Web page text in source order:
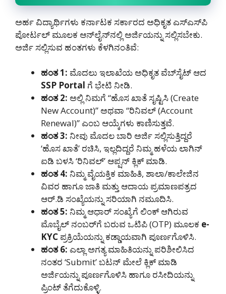
ಅರ್ಹ ವಿದ್ಯಾರ್ಥಿಗಳು ಕರ್ನಾಟಕ ಸರ್ಕಾರದ ಅಧಿಕೃತ ಎಸ್‌ಎಸ್‌ಪಿ
ಪೋರ್ಟಲ್ ಮೂಲಕ ಆನ್‌ಲೈನ್‌ನಲ್ಲಿ ಅರ್ಜಿಯನ್ನು ಸಲ್ಲಿಸಬೇಕು.
ಅರ್ಜಿ ಸಲ್ಲಿಸುವ ಹಂತಗಳು ಕೆಳಗಿನಂತಿವೆ:
ಹಂತ1: ಮೊದಲು ಇಲಾಖೆಯ ಅಧಿಕೃತ ವೆಬ್‌ಸೈಟ್ ಆದ
SSP Portal ಗೆ ಭೇಟಿ ನೀಡಿ.
ಹಂತ2: ಅಲ್ಲಿ ನಿಮಗೆ “ಹೊಸ ಖಾತೆ ಸೃಷ್ಟಿಸಿ (Create
New Account)” ಅಥವಾ “ರಿನಿವಲ್ (Account
Renewal)” ಎಂಬ ಆಯ್ಕೆಗಳು ಕಾಣಿಸುತ್ತವೆ.
ಹಂತ3: ನೀವು ಮೊದಲ ಬಾರಿ ಅರ್ಜಿ ಸಲ್ಲಿಸುತ್ತಿದ್ದರೆ
‘ಹೊಸ ಖಾತೆ’ ರಚಿಸಿ, ಇಲ್ಲದಿದ್ದರೆ ನಿಮ್ಮ ಹಳೆಯ ಲಾಗಿನ್
ಐಡಿ ಬಳಸಿ ‘ರಿನಿವಲ್’ ಆಪ್ಷನ್ ಕ್ಲಿಕ್ ಮಾಡಿ.
ಹಂತ4: ನಿಮ್ಮ ವೈಯಕ್ತಿಕ ಮಾಹಿತಿ, ಶಾಲಾ/ಕಾಲೇಜಿನ
ವಿವರ ಹಾಗೂ ಜಾತಿ ಮತ್ತು ಆದಾಯ ಪ್ರಮಾಣಪತ್ರದ
ಆರ್.ಡಿ ಸಂಖ್ಯೆಯನ್ನು ಸರಿಯಾಗಿ ನಮೂದಿಸಿ.
ಹಂತ5: ನಿಮ್ಮ ಆಧಾರ್ ಸಂಖ್ಯೆಗೆ ಲಿಂಕ್ ಆಗಿರುವ
ಮೊಬೈಲ್ ನಂಬರ್‌ಗೆ ಬರುವ ಒಟಿಪಿ (OTP) ಮೂಲಕ e-
KYC ಪ್ರಕ್ರಿಯೆಯನ್ನು ಕಡ್ಡಾಯವಾಗಿ ಪೂರ್ಣಗೊಳಿಸಿ.
ಹಂತ6: ಎಲ್ಲಾ ಅಗತ್ಯ ಮಾಹಿತಿಯನ್ನು ಪರಿಶೀಲಿಸಿದ
ನಂತರ ‘Submit’ ಬಟನ್ ಮೇಲೆ ಕ್ಲಿಕ್ ಮಾಡಿ
ಅರ್ಜಿಯನ್ನು ಪೂರ್ಣಗೊಳಿಸಿ ಹಾಗೂ ರಸೀದಿಯನ್ನು
ಪ್ರಿಂಟ್ ತೆಗೆದುಕೊಳ್ಳಿ.